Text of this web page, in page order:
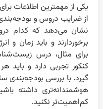
یکی از مهمترین اطلاعات
از ضرایب دروس و
نشان می‌دهد که کدام
برخوردارند و باید زمان و
برای مثال، درس
کنکور تجربی دارد و باید
گیرد. با بررسی بودجه‌بندی
هوشمندانه‌تری داشته
کم‌اهمیت‌تر نکنید.